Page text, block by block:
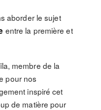
aborder le sujet
entre la première et
membre de la
pour nos
inspiré cet
de matière pour